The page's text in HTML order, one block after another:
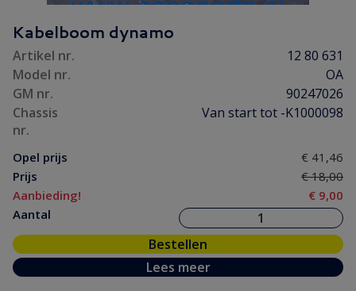
Kabelboom dynamo
Artikel nr.
12 80 631
Model nr.
OA
GM nr.
90247026
Chassis
nr.
Van start tot -K1000098
Opel prijs
€ 41,46
Prijs
€ 18,00
Aanbieding!
€ 9,00
Aantal
Bestellen
Lees meer